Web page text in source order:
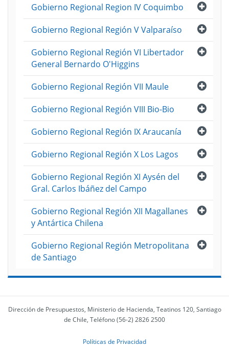
Abrir
Gobierno Regional Region IV Coquimbo
Abrir
Gobierno Regional Región V Valparaíso
Abrir
Gobierno Regional Región VI Libertador
General Bernardo O'Higgins
Abrir
Gobierno Regional Región VII Maule
Abrir
Gobierno Regional Región VIII Bio-Bio
Abrir
Gobierno Regional Región IX Araucanía
Abrir
Gobierno Regional Región X Los Lagos
Abrir
Gobierno Regional Región XI Aysén del
Gral. Carlos Ibáñez del Campo
Abrir
Gobierno Regional Región XII Magallanes
y Antártica Chilena
Abrir
Gobierno Regional Región Metropolitana
de Santiago
Dirección de Presupuestos, Ministerio de Hacienda, Teatinos 120, Santiago
de Chile, Teléfono (56-2) 2826 2500
Políticas de Privacidad